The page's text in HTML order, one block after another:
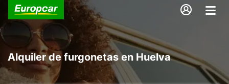
Alquiler de furgonetas en Huelva